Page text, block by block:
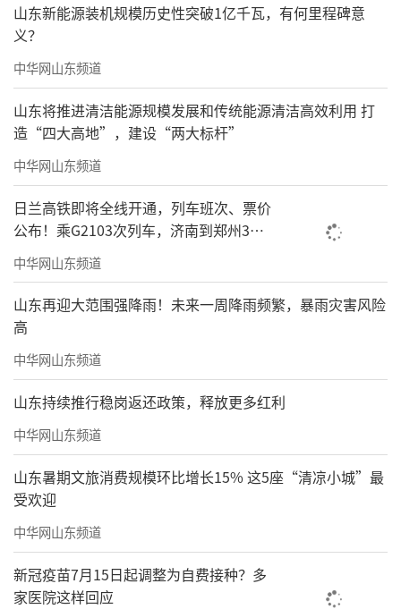
山东新能源装机规模历史性突破1亿千瓦，有何里程碑意
义？
中华网山东频道
山东将推进清洁能源规模发展和传统能源清洁高效利用 打
造“四大高地”，建设“两大标杆”
中华网山东频道
日兰高铁即将全线开通，列车班次、票价
公布！乘G2103次列车，济南到郑州3小
时到达
中华网山东频道
山东再迎大范围强降雨！未来一周降雨频繁，暴雨灾害风险
高
中华网山东频道
山东持续推行稳岗返还政策，释放更多红利
中华网山东频道
山东暑期文旅消费规模环比增长15% 这5座“清凉小城”最
受欢迎
中华网山东频道
新冠疫苗7月15日起调整为自费接种？多
家医院这样回应